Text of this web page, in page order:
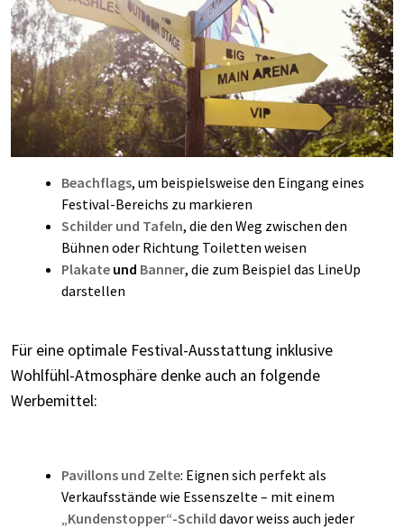
Beachflags, um beispielsweise den Eingang eines
Festival-Bereichs zu markieren
Schilder und Tafeln, die den Weg zwischen den
Bühnen oder Richtung Toiletten weisen
Plakate und Banner, die zum Beispiel das LineUp
darstellen
Für eine optimale Festival-Ausstattung inklusive
Wohlfühl-Atmosphäre denke auch an folgende
Werbemittel:
Pavillons und Zelte: Eignen sich perfekt als
Verkaufsstände wie Essenszelte – mit einem
Kundenstopper“-Schild davor weiss auch jeder